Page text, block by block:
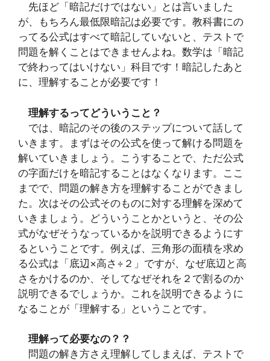
先ほど「暗記だけではない」とは言いました
が、もちろん最低限暗記は必要です。教科書にの
ってる公式はすべて暗記していないと、テストで
問題を解くことはできませんよね。数学は「暗記
で終わってはいけない」科目です！暗記したあと
に、理解することが必要です！
理解するってどういうこと？
では、暗記のその後のステップについて話して
いきます。まずはその公式を使って解ける問題を
解いていきましょう。こうすることで、ただ公式
の字面だけを暗記することはなくなります。ここ
までで、問題の解き方を理解することができまし
た。次はその公式そのものに対する理解を深めて
いきましょう。どういうことかというと、その公
式がなぜそうなっているかを説明できるようにす
るということです。例えば、三角形の面積を求め
る公式は「底辺×高さ÷２」ですが、なぜ底辺と高
さをかけるのか、そしてなぜそれを２で割るのか
説明できるでしょうか。これを説明できるように
なることが「理解する」ということです。
理解って必要なの？？
問題の解き方さえ理解してしまえば、テストで